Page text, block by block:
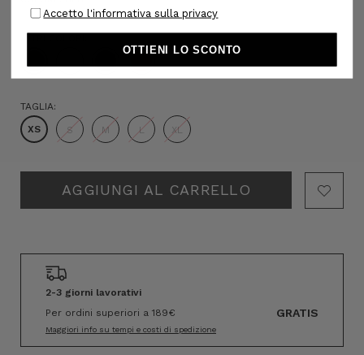
TAGLIA:
XS
S M L XL
2-3 giorni lavorativi
Per ordini superiori a 189€
GRATIS
Maggiori info su tempi e costi di spedizione